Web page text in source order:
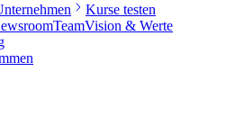
Kurse testen
TeamVision & Werte